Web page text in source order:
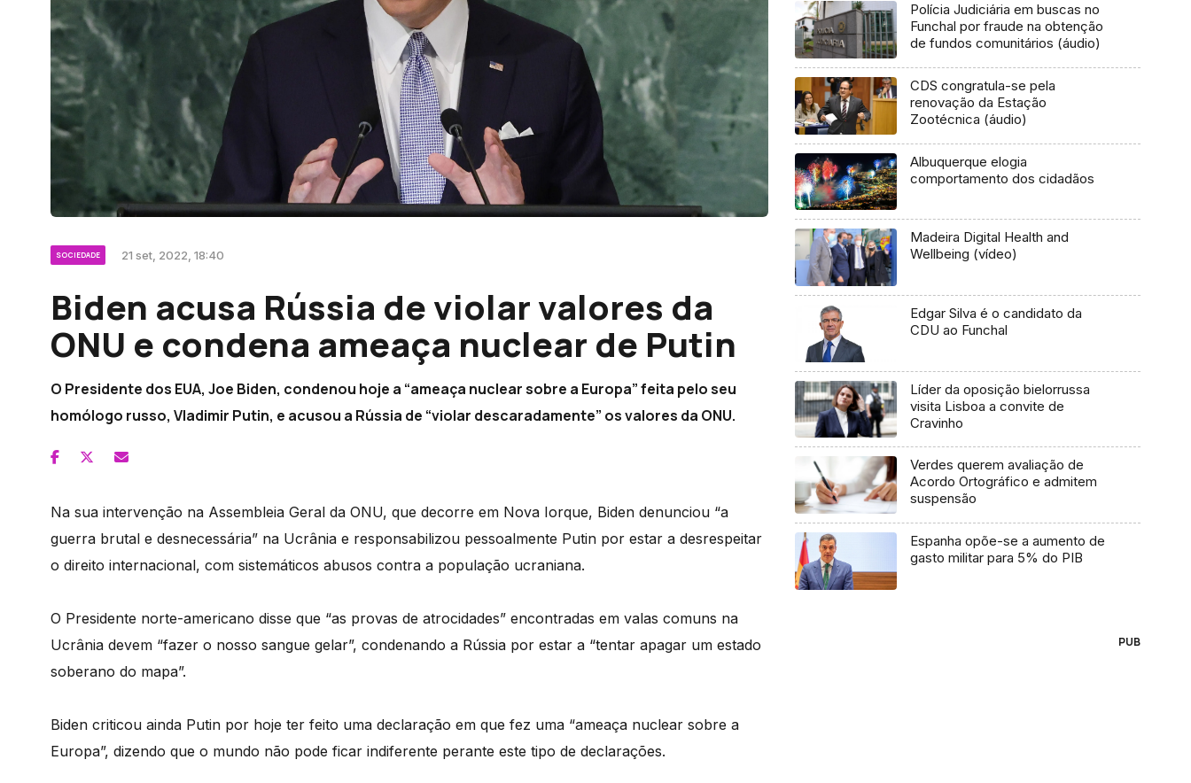
SOCIEDADE 21 set, 2022, 18:40
Biden acusa Rússia de violar valores da
ONU e condena ameaça nuclear de Putin
O Presidente dos EUA, Joe Biden, condenou hoje a “ameaça nuclear sobre a Europa” feita pelo seu
homólogo russo, Vladimir Putin, e acusou a Rússia de “violar descaradamente” os valores da ONU.
Na sua intervenção na Assembleia Geral da ONU, que decorre em Nova Iorque, Biden denunciou “a
guerra brutal e desnecessária” na Ucrânia e responsabilizou pessoalmente Putin por estar a desrespeitar
o direito internacional, com sistemáticos abusos contra a população ucraniana.
O Presidente norte-americano disse que “as provas de atrocidades” encontradas em valas comuns na
Ucrânia devem “fazer o nosso sangue gelar”, condenando a Rússia por estar a “tentar apagar um estado
soberano do mapa”.
Biden criticou ainda Putin por hoje ter feito uma declaração em que fez uma “ameaça nuclear sobre a
Europa”, dizendo que o mundo não pode ficar indiferente perante este tipo de declarações.
Polícia Judiciária em buscas no
Funchal por fraude na obtenção
de fundos comunitários (áudio)
CDS congratula-se pela
renovação da Estação
Zootécnica (áudio)
Albuquerque elogia
comportamento dos cidadãos
Madeira Digital Health and
Wellbeing (vídeo)
Edgar Silva é o candidato da
CDU ao Funchal
Líder da oposição bielorrussa
visita Lisboa a convite de
Cravinho
Verdes querem avaliação de
Acordo Ortográfico e admitem
suspensão
Espanha opõe-se a aumento de
gasto militar para 5% do PIB
PUB